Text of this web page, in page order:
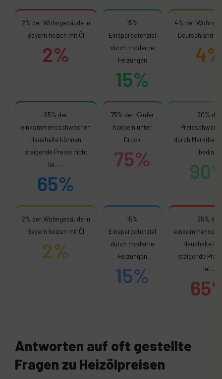
2% der Wohngebäude in
Bayern heizen mit Öl
2%
15%
Einsparpotenzial
durch moderne
Heizungen
15%
4% der
Deutschland
65% der
einkommensschwachen
Haushalte können
steigende Preise nicht
lei.. —
65%
75% der Käufer
handeln unter
Druck
75%
90% der
durch
bedingt
2% der Wohngebäude in
Bayern heizen mit Öl
2%
15%
Einsparpotenzial
durch moderne
Heizungen
15%
65% der
Haushalte
steigende
lei…
Antworten auf oft gestellte
Fragen zu Heizölpreisen